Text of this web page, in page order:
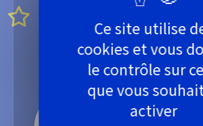
Découvrez
produits du
Ce site utilise
cookies et vous
le contrôle sur
que vous
activer